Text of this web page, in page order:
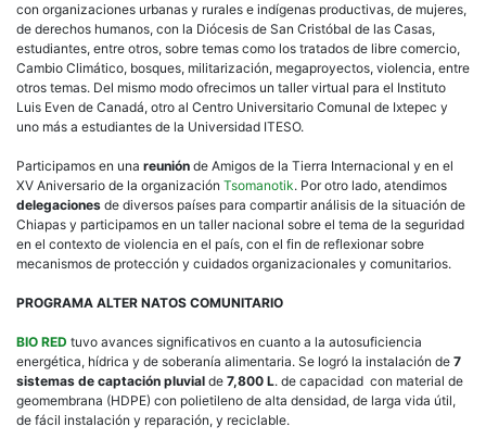
con organizaciones urbanas y rurales e indígenas productivas, de mujeres,
de derechos humanos, con la Diócesis de San Cristóbal de las Casas,
estudiantes, entre otros, sobre temas como los tratados de libre comercio,
Cambio Climático, bosques, militarización, megaproyectos, violencia, entre
otros temas. Del mismo modo ofrecimos un taller virtual para el Instituto
Luis Even de Canadá, otro al Centro Universitario Comunal de Ixtepec y
uno más a estudiantes de la Universidad ITESO.
Participamos en una reunión de Amigos de la Tierra Internacional y en el
XV Aniversario de la organización Tsomanotik. Por otro lado, atendimos
delegaciones de diversos países para compartir análisis de la situación de
Chiapas y participamos en un taller nacional sobre el tema de la seguridad
en el contexto de violencia en el país, con el fin de reflexionar sobre
mecanismos de protección y cuidados organizacionales y comunitarios.
PROGRAMA ALTER NATOS COMUNITARIO
BIO RED tuvo avances significativos en cuanto a la autosuficiencia
energética, hídrica y de soberanía alimentaria. Se logró la instalación de 7
sistemas de captación pluvial de 7,800 L. de capacidad con material de
geomembrana (HDPE) con polietileno de alta densidad, de larga vida útil,
de fácil instalación y reparación, y reciclable.